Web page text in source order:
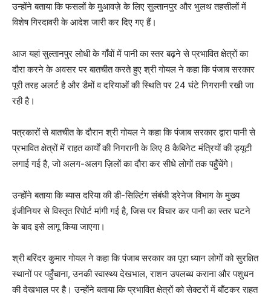
उन्होंने बताया कि फसलों के मुआवज़े के लिए सुल्तानपुर और भुलथ तहसीलों में
विशेष गिरदावरी के आदेश जारी कर दिए गए हैं।
आज यहां सुल्तानपुर लोधी के गाँवों में पानी का स्तर बढ़ने से प्रभावित क्षेत्रों का
दौरा करने के अवसर पर बातचीत करते हुए श्री गोयल ने कहा कि पंजाब सरकार
पूरी तरह अलर्ट है और डैमों व दरियाओं की स्थिति पर 24 घंटे निगरानी रखी जा
रही है।
पत्रकारों से बातचीत के दौरान श्री गोयल ने कहा कि पंजाब सरकार द्वारा पानी से
प्रभावित क्षेत्रों में राहत कार्यों की निगरानी के लिए 8 कैबिनेट मंत्रियों की ड्यूटी
लगाई गई है, जो अलग-अलग ज़िलों का दौरा कर सीधे लोगों तक पहुँचेंगे।
उन्होंने बताया कि ब्यास दरिया की डी-सिल्टिंग संबंधी ड्रेनेज विभाग के मुख्य
इंजीनियर से विस्तृत रिपोर्ट मांगी गई है, जिस पर विचार कर पानी का स्तर घटने
के बाद इसे लागू किया जाएगा।
श्री बरिंदर कुमार गोयल ने कहा कि पंजाब सरकार का पूरा ध्यान लोगों को सुरक्षित
स्थानों पर पहुँचाना, उनकी स्वास्थ्य देखभाल, राशन उपलब्ध कराना और पशुधन
की देखभाल पर है। उन्होंने बताया कि प्रभावित क्षेत्रों को सेक्टरों में बाँटकर राहत